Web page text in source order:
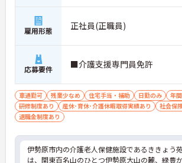
雇用形態 正社員(正職員)
応募要件 ■介護支援専門員免許
車通勤可 残業少なめ 住宅手当・補助 日勤のみ
年
研修制度あり
産休･育休･介護休暇取得実績あり 社会保
退職金制度あり
伊勢原市内の介護老人保健施設であるききょう
は、関東百名山のひとつ伊勢原大山の麓、緑豊